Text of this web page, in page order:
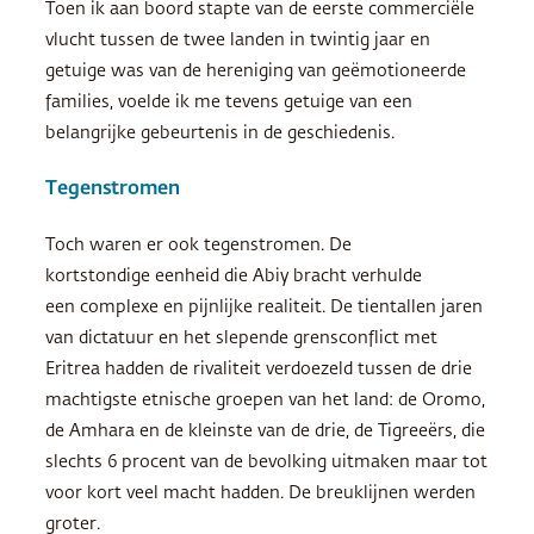
Toen ik aan boord stapte van de eerste commerciële
vlucht tussen de twee landen in twintig jaar en
getuige was van de hereniging van geëmotioneerde
families, voelde ik me tevens getuige van een
belangrijke gebeurtenis in de geschiedenis.
Tegenstromen
Toch waren er ook tegenstromen. De
kortstondige eenheid die Abiy bracht verhulde
een complexe en pijnlijke realiteit. De tientallen jaren
van dictatuur en het slepende grensconflict met
Eritrea hadden de rivaliteit verdoezeld tussen de drie
machtigste etnische groepen van het land: de Oromo,
de Amhara en de kleinste van de drie, de Tigreeërs, die
slechts 6 procent van de bevolking uitmaken maar tot
voor kort veel macht hadden. De breuklijnen werden
groter.